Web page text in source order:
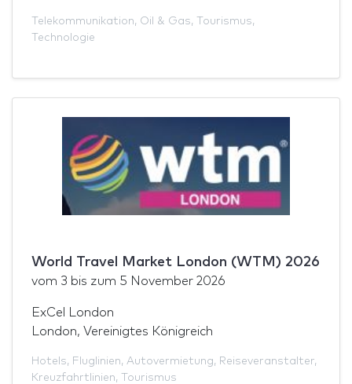
Telekommunikation, Oil & Gas, Tourismus,
Technologie
World Travel Market London (WTM) 2026
vom 3 bis zum 5 November 2026
ExCel London
London, Vereinigtes Königreich
Hotels, Fluglinien, Autovermietung, Reiseveranstalter,
Kreuzfahrtlinien, Tourismus